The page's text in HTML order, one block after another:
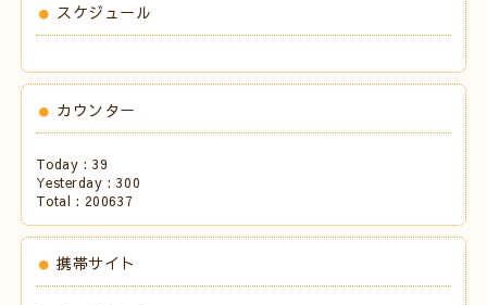
スケジュール
カウンター
Today : 39
Yesterday : 300
Total : 200637
携帯サイト